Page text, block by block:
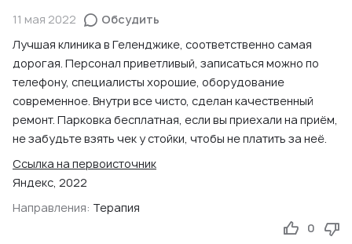
11 мая 2022
Обсудить
Лучшая клиника в Геленджике, соответственно самая
дорогая. Персонал приветливый, записаться можно по
телефону, специалисты хорошие, оборудование
современное. Внутри все чисто, сделан качественный
ремонт. Парковка бесплатная, если вы приехали на приём,
не забудьте взять чек у стойки, чтобы не платить за неё.
Ссылка на первоисточник
Яндекс, 2022
Направления: Терапия
0